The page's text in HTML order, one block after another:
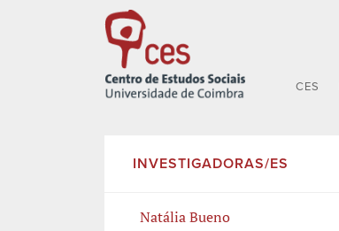
CES
INVESTIGADORAS/ES
Natália Bueno